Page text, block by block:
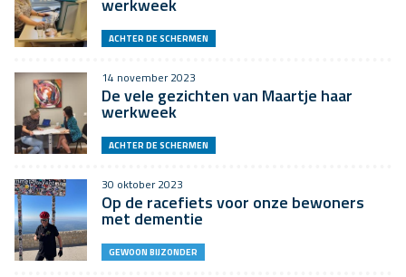
werkweek
ACHTER DE SCHERMEN
14 november 2023
De vele gezichten van Maartje haar
werkweek
ACHTER DE SCHERMEN
30 oktober 2023
Op de racefiets voor onze bewoners
met dementie
GEWOON BIJZONDER